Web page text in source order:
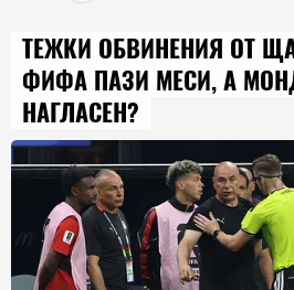
ТЕЖКИ ОБВИНЕНИЯ ОТ
ФИФА ПАЗИ МЕСИ, А
НАГЛАСЕН?